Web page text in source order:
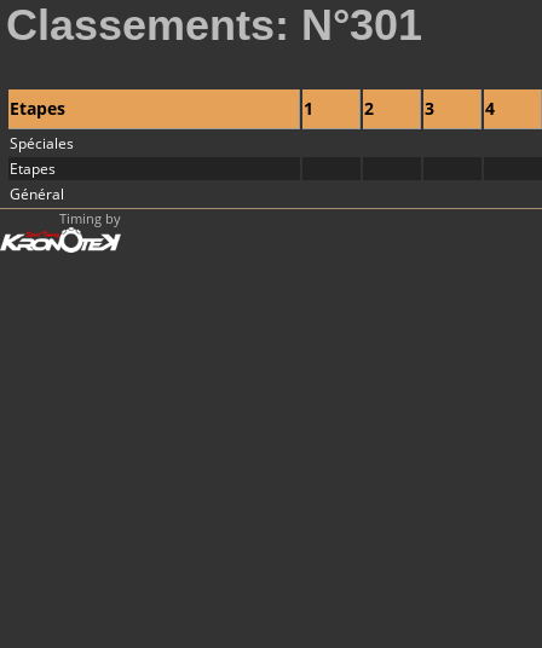
Classements: N°301
Etapes 1 2 3 4
Spéciales
Etapes
Général
Timing by